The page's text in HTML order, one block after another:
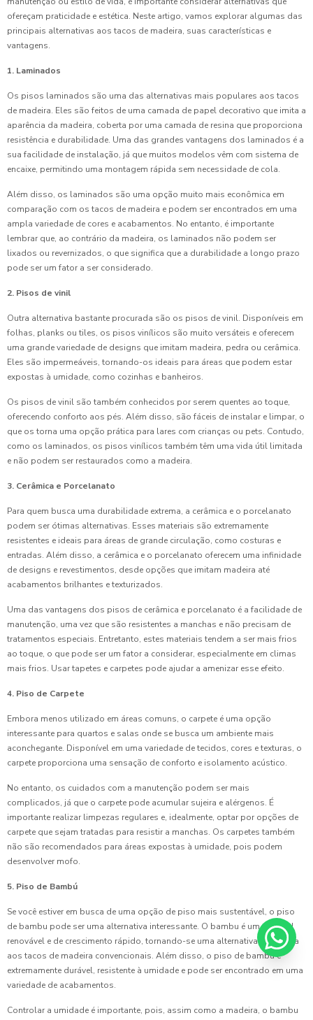
ofereçam praticidade e estética. Neste artigo, vamos explorar algumas das
principais alternativas aos tacos de madeira, suas características e
vantagens.
1. Laminados
Os pisos laminados são uma das alternativas mais populares aos tacos
de madeira. Eles são feitos de uma camada de papel decorativo que imita a
aparência da madeira, coberta por uma camada de resina que proporciona
resistência e durabilidade. Uma das grandes vantagens dos laminados é a
sua facilidade de instalação, já que muitos modelos vêm com sistema de
encaixe, permitindo uma montagem rápida sem necessidade de cola.
Além disso, os laminados são uma opção muito mais econômica em
comparação com os tacos de madeira e podem ser encontrados em uma
ampla variedade de cores e acabamentos. No entanto, é importante
lembrar que, ao contrário da madeira, os laminados não podem ser
lixados ou revernizados, o que significa que a durabilidade a longo prazo
pode ser um fator a ser considerado.
2. Pisos de vinil
Outra alternativa bastante procurada são os pisos de vinil. Disponíveis em
folhas, planks ou tiles, os pisos vinílicos são muito versáteis e oferecem
uma grande variedade de designs que imitam madeira, pedra ou cerâmica.
Eles são impermeáveis, tornando-os ideais para áreas que podem estar
expostas à umidade, como cozinhas e banheiros.
Os pisos de vinil são também conhecidos por serem quentes ao toque,
oferecendo conforto aos pés. Além disso, são fáceis de instalar e limpar, o
que os torna uma opção prática para lares com crianças ou pets. Contudo,
como os laminados, os pisos vinílicos também têm uma vida útil limitada
e não podem ser restaurados como a madeira.
3. Cerâmica e Porcelanato
Para quem busca uma durabilidade extrema, a cerâmica e o porcelanato
podem ser ótimas alternativas. Esses materiais são extremamente
resistentes e ideais para áreas de grande circulação, como costuras e
entradas. Além disso, a cerâmica e o porcelanato oferecem uma infinidade
de designs e revestimentos, desde opções que imitam madeira até
acabamentos brilhantes e texturizados.
Uma das vantagens dos pisos de cerâmica e porcelanato é a facilidade de
manutenção, uma vez que são resistentes a manchas e não precisam de
tratamentos especiais. Entretanto, estes materiais tendem a ser mais frios
ao toque, o que pode ser um fator a considerar, especialmente em climas
mais frios. Usar tapetes e carpetes pode ajudar a amenizar esse efeito.
4. Piso de Carpete
Embora menos utilizado em áreas comuns, o carpete é uma opção
interessante para quartos e salas onde se busca um ambiente mais
aconchegante. Disponível em uma variedade de tecidos, cores e texturas, o
carpete proporciona uma sensação de conforto e isolamento acústico.
No entanto, os cuidados com a manutenção podem ser mais
complicados, já que o carpete pode acumular sujeira e alérgenos. É
importante realizar limpezas regulares e, idealmente, optar por opções de
carpete que sejam tratadas para resistir a manchas. Os carpetes também
não são recomendados para áreas expostas à umidade, pois podem
desenvolver mofo.
5. Piso de Bambú
Se você estiver em busca de uma opção de piso mais sustentável, o piso
de bambu pode ser uma alternativa interessante. O bambu é um material
renovável e de crescimento rápido, tornando-se uma alternativa ecológica
aos tacos de madeira convencionais. Além disso, o piso de bambu é
extremamente durável, resistente à umidade e pode ser encontrado em uma
variedade de acabamentos.
Controlar a umidade é importante, pois, assim como a madeira, o bambu